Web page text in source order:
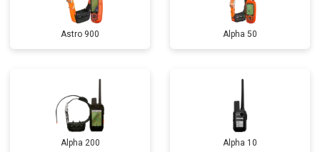
Astro 900 Alpha 50
Alpha 200 Alpha 10